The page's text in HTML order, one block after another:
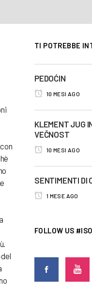
TI POTREBBE
PEDOĆIN
10 MESI AGO
KLEMENT JUG
VEČNOST
10 MESI AGO
SENTIMENTI DI
1 MESE AGO
FOLLOW US